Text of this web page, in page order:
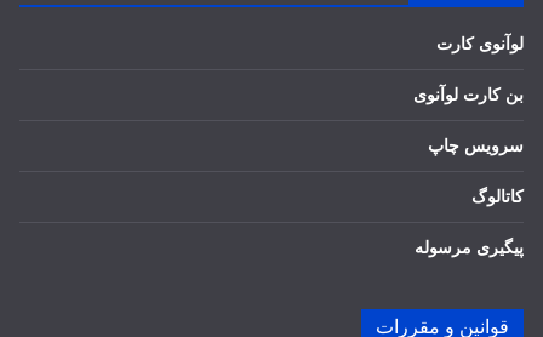
لوآنوی کارت
بن کارت لوآنوی
سرویس چاپ
کاتالوگ
پیگیری مرسوله
قوانین و مقررات